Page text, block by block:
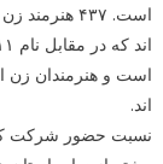
است. ۴۳۷
اند که در مقابل نام ۱۱۱
است و هنرمندان زن
اند.
نسبت حضور شرکت